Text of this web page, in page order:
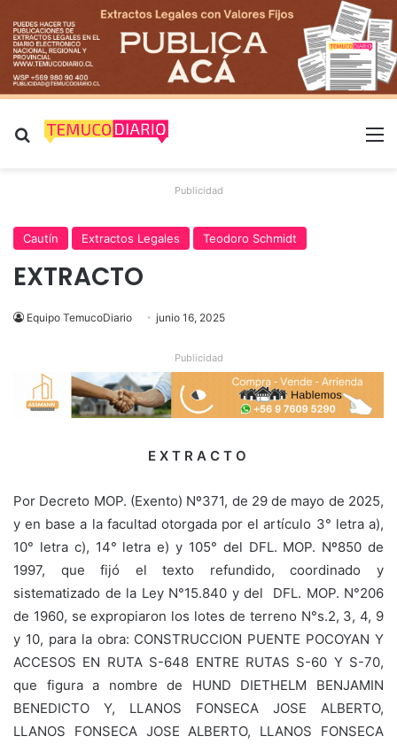
Buscar por
Publicidad
Cautín Extractos Legales Teodoro Schmidt
EXTRACTO
Equipo TemucoDiario junio 16, 2025
Publicidad
E X T R A C T O
Por Decreto MOP. (Exento) Nº371, de 29 de mayo de 2025,
y en base a la facultad otorgada por el artículo 3° letra a),
10° letra c), 14° letra e) y 105° del DFL. MOP. Nº850 de
1997, que fijó el texto refundido, coordinado y
sistematizado de la Ley N°15.840 y del DFL. MOP. N°206
de 1960, se expropiaron los lotes de terreno N°s.2, 3, 4, 9
y 10, para la obra: CONSTRUCCION PUENTE POCOYAN Y
ACCESOS EN RUTA S-648 ENTRE RUTAS S-60 Y S-70,
que figura a nombre de HUND DIETHELM BENJAMIN
BENEDICTO Y, LLANOS FONSECA JOSE ALBERTO,
LLANOS FONSECA JOSE ALBERTO, LLANOS FONSECA